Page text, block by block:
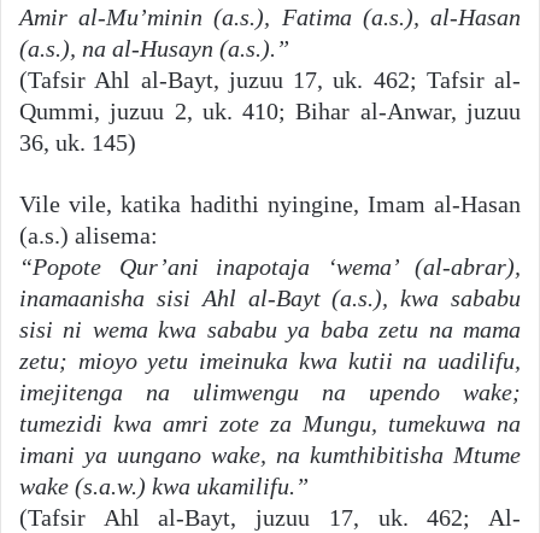
Amir al-Mu’minin (a.s.), Fatima (a.s.), al-Hasan
(a.s.), na al-Husayn (a.s.).”
(Tafsir Ahl al-Bayt, juzuu 17, uk. 462; Tafsir al-
Qummi, juzuu 2, uk. 410; Bihar al-Anwar, juzuu
36, uk. 145)
Vile vile, katika hadithi nyingine, Imam al-Hasan
(a.s.) alisema:
“Popote Qur’ani inapotaja ‘wema’ (al-abrar),
inamaanisha sisi Ahl al-Bayt (a.s.), kwa sababu
sisi ni wema kwa sababu ya baba zetu na mama
zetu; mioyo yetu imeinuka kwa kutii na uadilifu,
imejitenga na ulimwengu na upendo wake;
tumezidi kwa amri zote za Mungu, tumekuwa na
imani ya uungano wake, na kumthibitisha Mtume
wake (s.a.w.) kwa ukamilifu.”
(Tafsir Ahl al-Bayt, juzuu 17, uk. 462; Al-